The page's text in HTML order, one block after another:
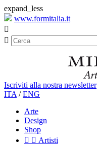
expand_less
www.formitalia.it


Iscriviti alla nostra newsletter
ITA /ENG
Arte
Design
Shop
  Artisti